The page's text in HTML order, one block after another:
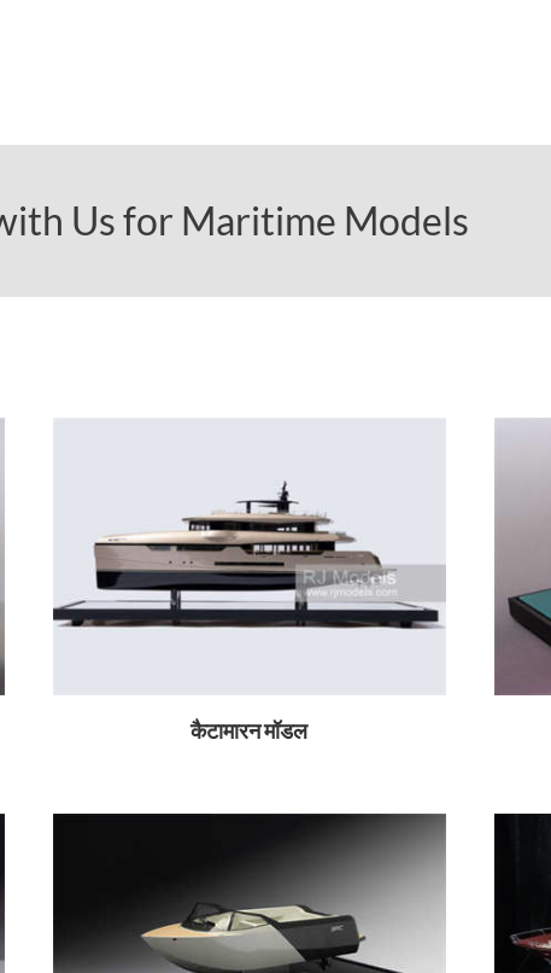
Us for Maritime Models
कैटामारन मॉडल